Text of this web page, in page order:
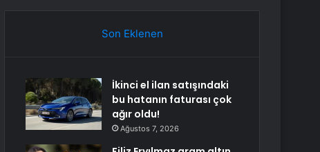
Son Eklenen
İkinci el ilan satışındaki
bu hatanın faturası çok
ağır oldu!
Ağustos 7, 2026